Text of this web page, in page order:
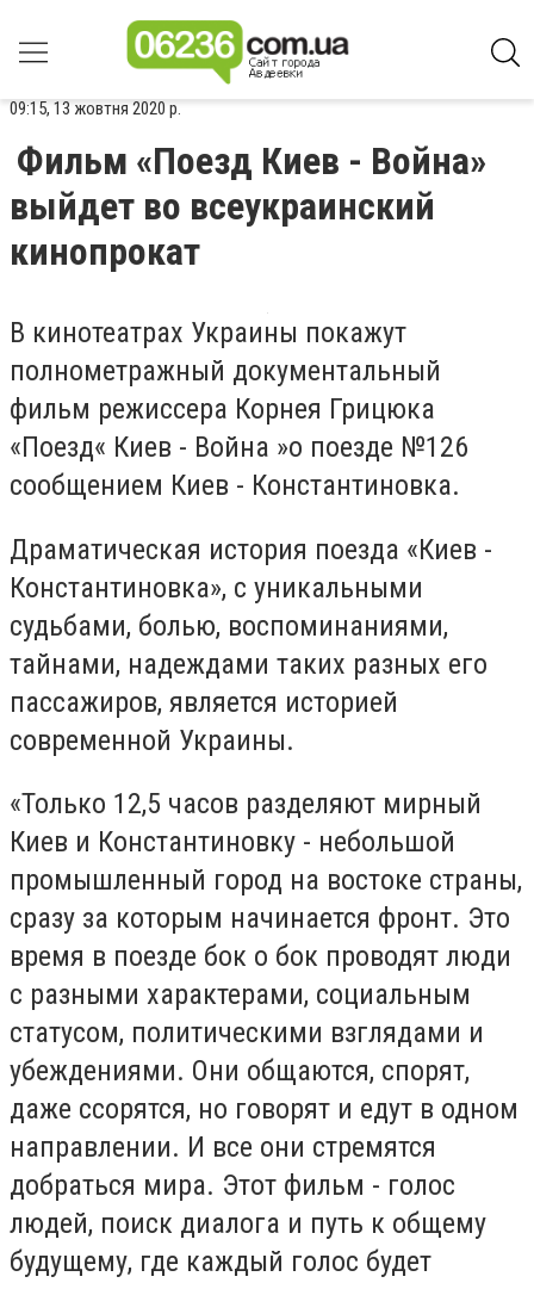
09:15, 13 жовтня 2020 р.
Фильм «Поезд Киев - Война»
выйдет во всеукраинский
кинопрокат
В кинотеатрах Украины покажут
полнометражный документальный
фильм режиссера Корнея Грицюка
«Поезд« Киев - Война »о поезде №126
сообщением Киев - Константиновка.
Драматическая история поезда «Киев -
Константиновка», с уникальными
судьбами, болью, воспоминаниями,
тайнами, надеждами таких разных его
пассажиров, является историей
современной Украины.
«Только 12,5 часов разделяют мирный
Киев и Константиновку - небольшой
промышленный город на востоке страны,
сразу за которым начинается фронт. Это
время в поезде бок о бок проводят люди
с разными характерами, социальным
статусом, политическими взглядами и
убеждениями. Они общаются, спорят,
даже ссорятся, но говорят и едут в одном
направлении. И все они стремятся
добраться мира. Этот фильм - голос
людей, поиск диалога и путь к общему
будущему, где каждый голос будет